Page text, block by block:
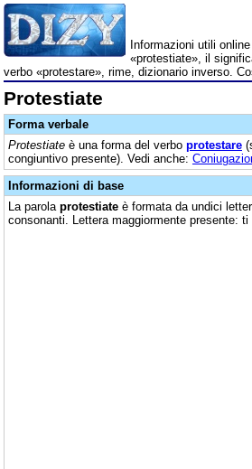
Informazioni utili
«protestiate», il
verbo «protestare», rime, dizionario inverso.
Protestiate
Forma verbale
Protestiate è una forma del verbo protestare
congiuntivo presente). Vedi anche:
Informazioni di base
La parola protestiate è formata da undici
consonanti. Lettera maggiormente presente: ti